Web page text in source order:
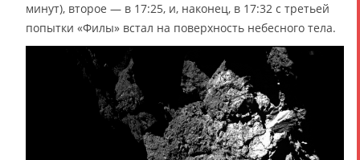
минут), второе — в 17:25, и, наконец, в 17:32 с третьей
попытки «Филы» встал на поверхность небесного тела.